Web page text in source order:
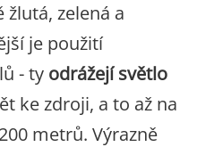
zelená a
je použití
- ty odrážejí světlo
ke zdroji, a to až na
metrů. Výrazně